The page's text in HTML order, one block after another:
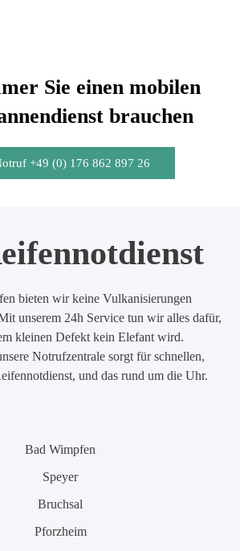
Sie einen mobilen
brauchen
+49 (0) 176 862 897 26
bieten wir keine Vulkanisierungen
unserem 24h Service tun wir alles dafür,
kleinen Defekt kein Elefant wird.
Notrufzentrale sorgt für schnellen,
und das rund um die Uhr.
Bad Wimpfen
Speyer
Bruchsal
Pforzheim